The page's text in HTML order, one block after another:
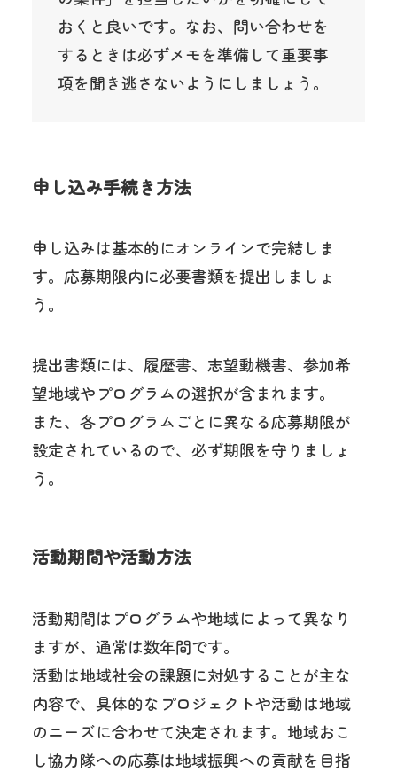
おくと良いです。なお、問い合わせを
するときは必ずメモを準備して重要事
項を聞き逃さないようにしましょう。
申し込み手続き方法
申し込みは基本的にオンラインで完結しま
す。応募期限内に必要書類を提出しましょ
う。
提出書類には、履歴書、志望動機書、参加希
望地域やプログラムの選択が含まれます。
また、各プログラムごとに異なる応募期限が
設定されているので、必ず期限を守りましょ
う。
活動期間や活動方法
活動期間はプログラムや地域によって異なり
ますが、通常は数年間です。
活動は地域社会の課題に対処することが主な
内容で、具体的なプロジェクトや活動は地域
のニーズに合わせて決定されます。地域おこ
し協力隊への応募は地域振興への貢献を目指